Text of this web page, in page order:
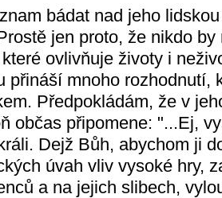
bádat nad jeho lidskou
jen proto, že nikdo
ovlivňuje životy i
přináší mnoho rozhodnutí,
Předpokládám, že v
občas připomene: "...Ej,
Dejž Bůh, abychom ji
úvah vliv vysoké hry,
a na jejich slibech,